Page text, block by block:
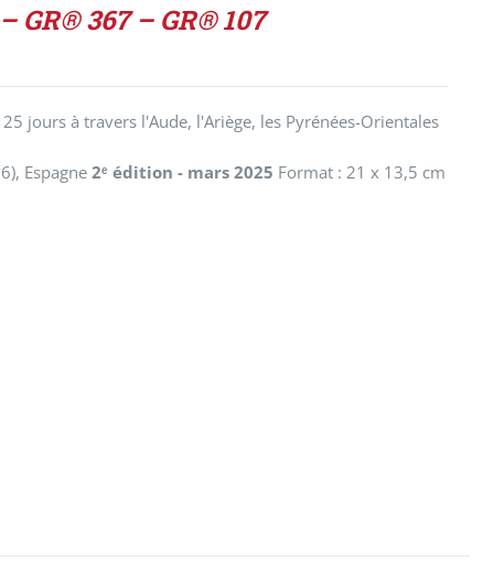
GR® 367 – GR® 107
jours à travers l'Aude, l'Ariège, les Pyrénées-Orientales
Espagne2ᵉ édition - mars 2025 Format : 21 x 13,5 cm